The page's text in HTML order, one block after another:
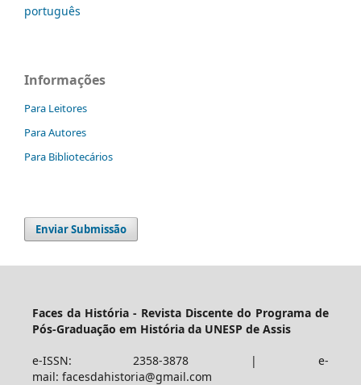
português
Informações
Para Leitores
Para Autores
Para Bibliotecários
Enviar Submissão
Faces da História - Revista Discente do Programa de
Pós-Graduação em História da UNESP de Assis
e-ISSN: 2358-3878 | e-
mail: facesdahistoria@gmail.com